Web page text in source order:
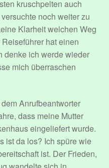
kruschpelten auch
noch weiter zu
Klarheit welchen Weg
hat einen
denke ich werde wieder
mich überraschen
Anrufbeantworter
dass meine Mutter
eingeliefert wurde.
ist da los? Ich spüre wie
ist. Der Frieden,